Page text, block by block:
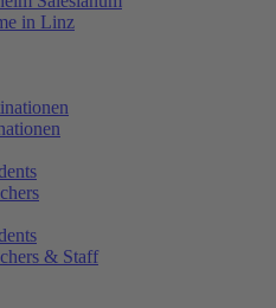
in Linz
& Staff